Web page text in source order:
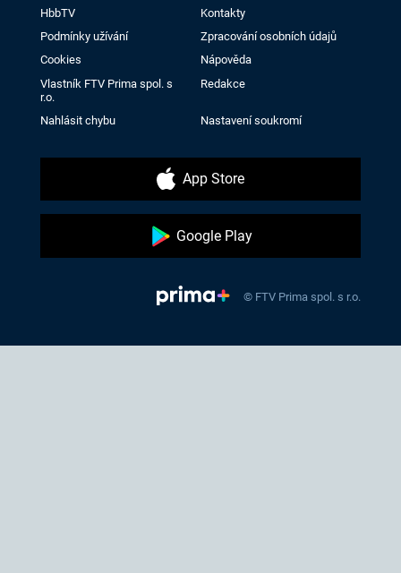
HbbTV
Kontakty
Podmínky užívání
Zpracování osobních údajů
Cookies
Nápověda
Vlastník FTV Prima spol. s
r.o.
Redakce
Nahlásit chybu Nastavení soukromí
App Store
Google Play
© FTV Prima spol. s r.o.